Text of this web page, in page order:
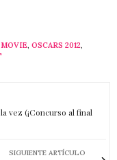
MOVIE, OSCARS 2012,
vez (¡Concurso al final
SIGUIENTE ARTÍCULO